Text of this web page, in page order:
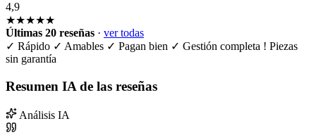
4,9
★★★★★
Últimas 20 reseñas · ver todas
✓ Rápido ✓ Amables ✓ Pagan bien ✓ Gestión completa ! Piezas
sin garantía
Resumen IA de las reseñas
Análisis IA